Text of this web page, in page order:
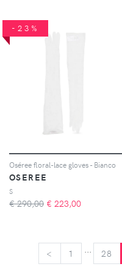
-23%
Oséree floral-lace gloves - Bianco
OSEREE
S
€ 290,00 € 223,00
< 1 28